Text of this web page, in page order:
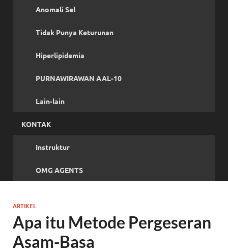
Anomali Sel
Tidak Punya Keturunan
Hiperlipidemia
PURNAWIRAWAN AAL-10
Lain-lain
KONTAK
Instruktur
OMG AGENTS
ARTIKEL
Apa itu Metode Pergeseran
Asam-Basa